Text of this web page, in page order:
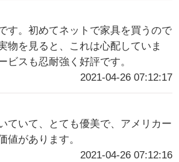
す。初めてネットで家具を買うので
物を見ると、これは心配していま
ビスも忍耐強く好評です。
2021-04-26 07:12:17
ていて、とても優美で、アメリカー
値があります。
2021-04-26 07:12:16